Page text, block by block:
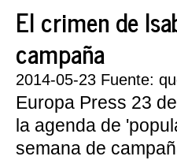
El crimen de
campaña
2014-05-23 Fuente:
Europa Press 23
la agenda de
semana de